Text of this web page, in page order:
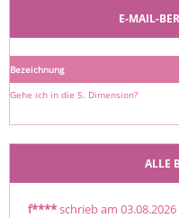
E-MAIL-
Bezeichnung
Gehe ich in die 5. Dimension?
ALLE
f****schrieb am 03.08.2026